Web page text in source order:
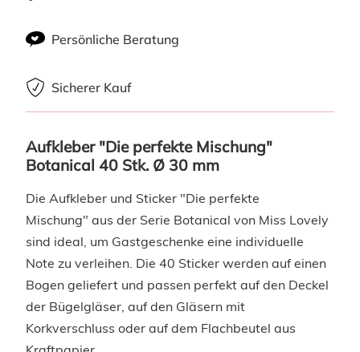
Persönliche Beratung
Sicherer Kauf
Aufkleber "Die perfekte Mischung"
Botanical 40 Stk. Ø 30 mm
Die Aufkleber und Sticker "Die perfekte
Mischung" aus der Serie Botanical von Miss Lovely
sind ideal, um Gastgeschenke eine individuelle
Note zu verleihen. Die 40 Sticker werden auf einen
Bogen geliefert und passen perfekt auf den Deckel
der Bügelgläser, auf den Gläsern mit
Korkverschluss oder auf dem Flachbeutel aus